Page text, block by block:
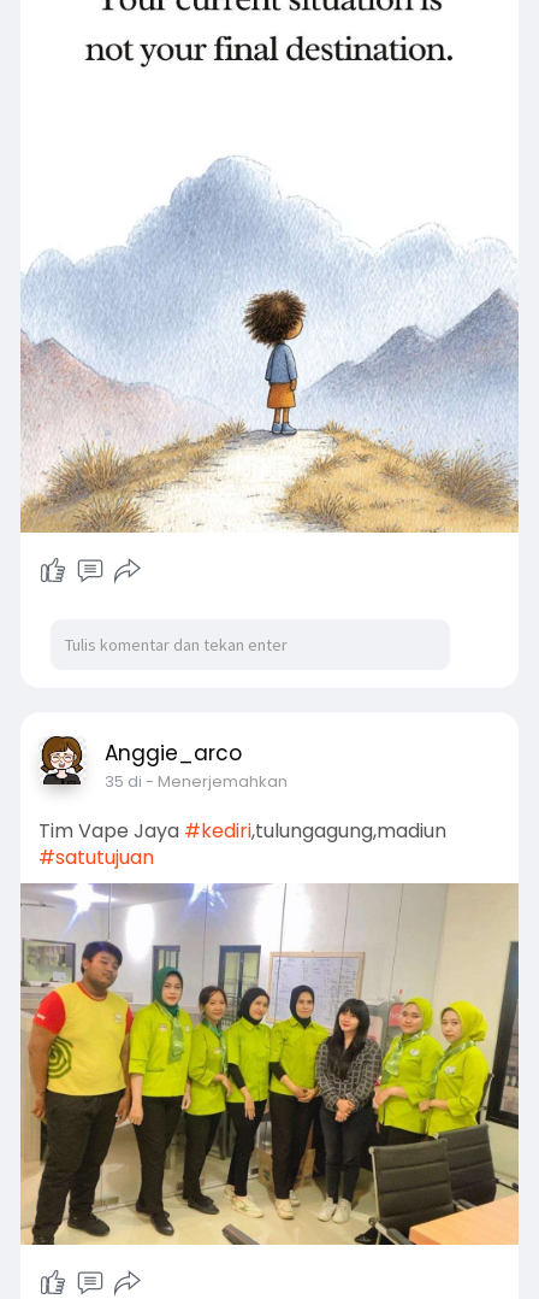
Anggie_arco
35 di - Menerjemahkan
Tim Vape Jaya #kediri,tulungagung,madiun
#satutujuan